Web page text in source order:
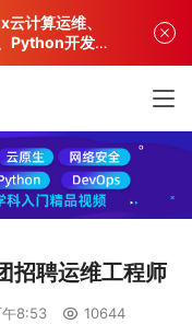
招聘运维工程师
午8:53 10644
计算运维、
Python开发专